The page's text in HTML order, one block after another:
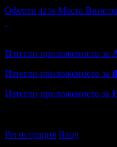
Оферти 4236 Места
Изтегли приложението за
Изтегли приложението за
Изтегли приложението за
Регистрация Вход